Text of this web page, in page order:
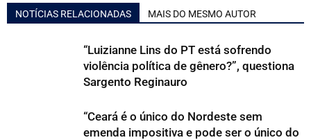
NOTÍCIAS RELACIONADAS MAIS DO MESMO AUTOR
“Luizianne Lins do PT está sofrendo
violência política de gênero?”, questiona
Sargento Reginauro
“Ceará é o único do Nordeste sem
emenda impositiva e pode ser o único do